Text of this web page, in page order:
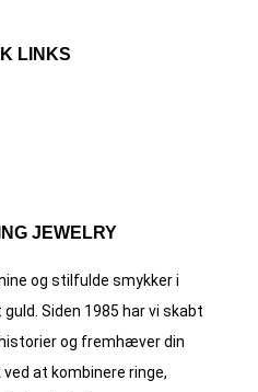
LINKS
JEWELRY
og stilfulde smykker i
Siden 1985 har vi skabt
og fremhæver din
at kombinere ringe,